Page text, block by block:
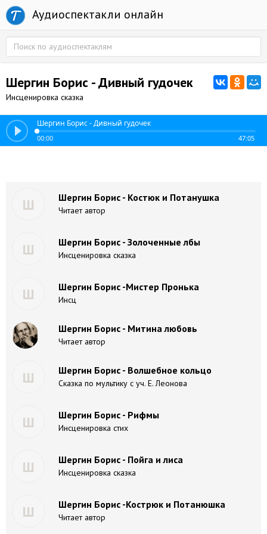
Аудиоспектакли онлайн
Шергин Борис - Дивный гудочек
Инсценировка сказка
Шергин Борис - Дивный гудочек
00:00 47:05
Ш Шергин Борис - Костюк и Потанушка
Читает автор
Ш Шергин Борис - Золоченные лбы
Инсценировка сказка
Ш Шергин Борис -Мистер Пронька
Инсц
Шергин Борис - Митина любовь
Читает автор
Ш Шергин Борис - Волшебное кольцо
Сказка по мультику с уч. Е. Леонова
Ш Шергин Борис - Рифмы
Инсценировка стих
Ш Шергин Борис - Пойга и лиса
Инсценировка сказка
Ш Шергин Борис -Кострюк и Потанюшка
Читает автор